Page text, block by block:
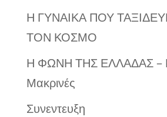
Η ΓΥΝΑΙΚΑ ΠΟΥ
ΤΟΝ ΚΟΣΜΟ
Η ΦΩΝΗ ΤΗΣ ΕΛΛΑΔΑΣ –
Μακρινές
Συνεντευξη